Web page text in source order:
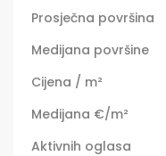
Prosječna površina
Medijana površine
Cijena / m²
Medijana €/m²
Aktivnih oglasa